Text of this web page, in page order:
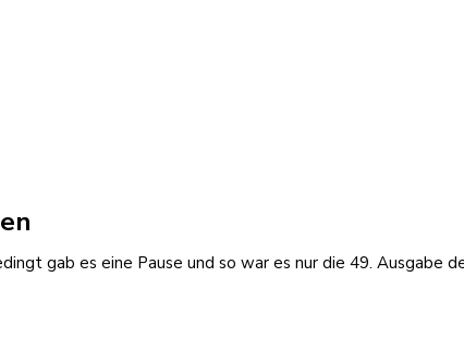
gab es eine Pause und so war es nur die 49.